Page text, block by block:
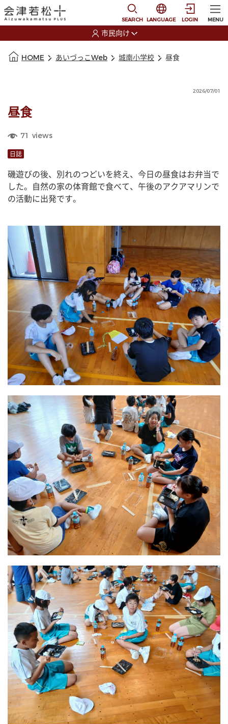
SEARCH
選択すると言語の切
LANGUAGE LOGIN MENU
市民向け
HOME あいづっこWeb 城南小学校 昼食
2026/07/01
昼食
71 views
日誌
磯遊びの後、別れのつどいを終え、今日の昼食はお弁当で
した。自然の家の体育館で食べて、午後のアクアマリンで
の活動に出発です。